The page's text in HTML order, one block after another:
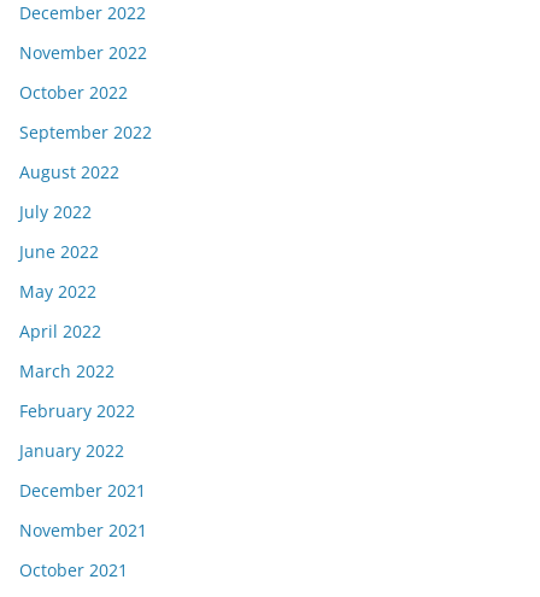
December 2022
November 2022
October 2022
September 2022
August 2022
July 2022
June 2022
May 2022
April 2022
March 2022
February 2022
January 2022
December 2021
November 2021
October 2021